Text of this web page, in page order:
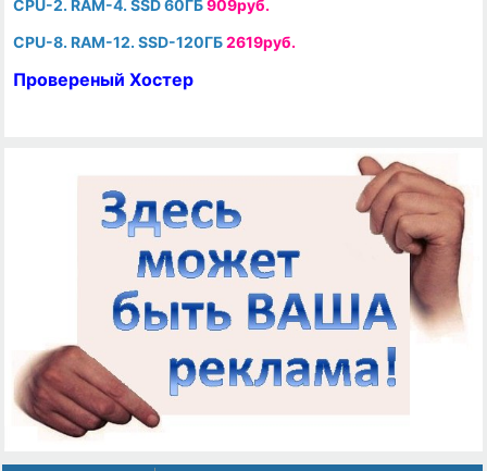
CPU-2. RAM-4. SSD 60ГБ909руб.
CPU-8. RAM-12. SSD-120ГБ2619руб.
Провереный Хостер